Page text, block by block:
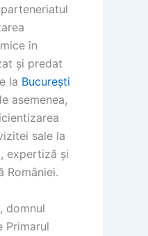
în
și predat
la București
asemenea,
sale la
expertiză și
României.
domnul
Primarul